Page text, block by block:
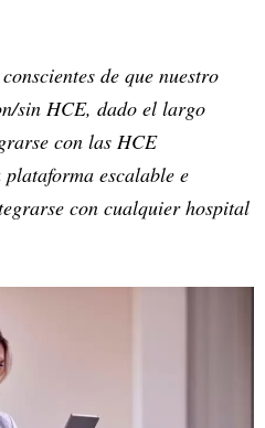
de que nuestro
sin HCE, dado el largo
con las HCE
escalable e
con cualquier hospital